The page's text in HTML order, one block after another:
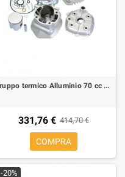
Gruppo termico Alluminio 70 cc Polini Evo 3 H2O, Aerox, Nitro, F12, ARK LC, sp. 10
331,76 € 414,70 €
COMPRA
-20%